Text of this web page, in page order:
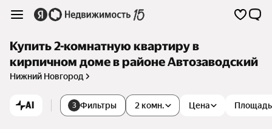
Купить 2-комнатную квартиру в
кирпичном доме в районе Автозаводский
Нижний Новгород
AI 3 Фильтры 2 комн. Цена Площадь